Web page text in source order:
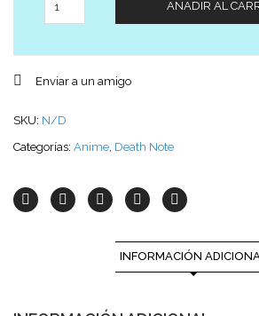
AÑADIR AL
Enviar a un amigo
SKU: N/D
Categorías: Anime, Death Note
INFORMACIÓN